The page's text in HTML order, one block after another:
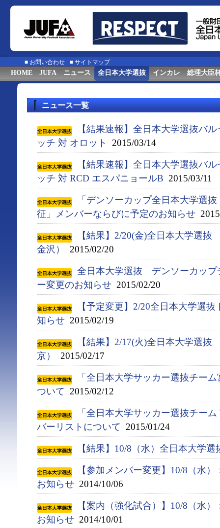
■ お問い合わせ ■ サイトマップ
HOME JUFA ニュース 全日本大学選抜 インカレ 総理大臣
ニュース一覧
【結果速報】全日本大学選抜バ
ッチ 対 オロット
2015/03/14
【結果速報】全日本大学選抜バ
ッチ 対 RCD エスパニョールB 2015/03/11
「デンソーカップ全日本大学選
征」メンバーならびに予定のお知らせ
【結果】2/20(金)全日本大学選
金沢）
2015/02/20
全日本大学選抜 デンソーカップ
ー変更のお知らせ 2015/02/20
【予定変更】2/20全日本大学選
知らせ 2015/02/19
【結果】2/17(火)全日本大学選
京）
2015/02/17
「全日本大学サッカー選抜チー
ついて 2015/02/12
「全日本大学サッカー選抜チー
バーリストについて 2015/01/24
【結果】10/8（水）全日本大学
【参加メンバー変更】10/8（水
お知らせ 2014/10/06
【案内（強化試合）】10/8（水
お知らせ 2014/10/01